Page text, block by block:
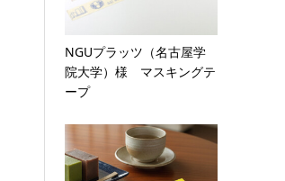
NGUプラッツ（名古屋学
院大学）様 マスキングテ
ープ